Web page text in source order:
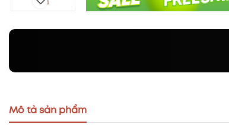
Mô tả sản phẩm